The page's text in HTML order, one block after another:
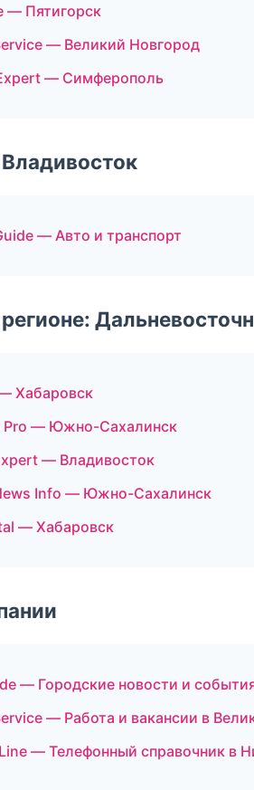
— Пятигорск
— Великий Новгород
— Симферополь
— Авто и транспорт
Хабаровск
Pro — Южно-Сахалинск
— Владивосток
Info — Южно-Сахалинск
— Хабаровск
— Городские новости и
— Работа и вакансии в
— Телефонный справочник в